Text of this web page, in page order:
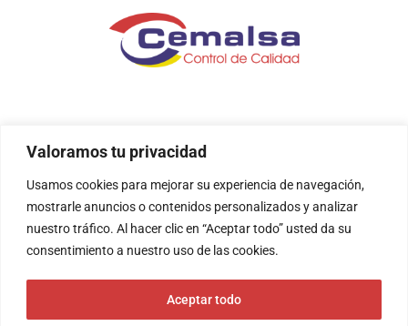
Valoramos tu privacidad
Usamos cookies para mejorar su experiencia de navegación,
mostrarle anuncios o contenidos personalizados y analizar
nuestro tráfico. Al hacer clic en “Aceptar todo” usted da su
consentimiento a nuestro uso de las cookies.
Aceptar todo